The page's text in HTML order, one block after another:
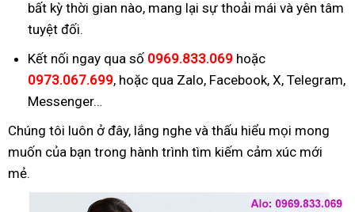
bất kỳ thời gian nào, mang lại sự thoải mái và yên tâm
tuyệt đối.
Kết nối ngay qua số 0969.833.069 hoặc
0973.067.699, hoặc qua Zalo, Facebook, X, Telegram,
Messenger…
Chúng tôi luôn ở đây, lắng nghe và thấu hiểu mọi mong
muốn của bạn trong hành trình tìm kiếm cảm xúc mới
mẻ.